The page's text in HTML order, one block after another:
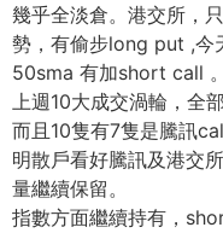
幾乎全淡倉。港交所，
勢，有偷步long put ,今
50sma 有加short call 。
上週10大成交渦輪，全
而且10隻有7隻是騰訊
明散戶看好騰訊及港交
量繼續保留。
指數方面繼續持有，